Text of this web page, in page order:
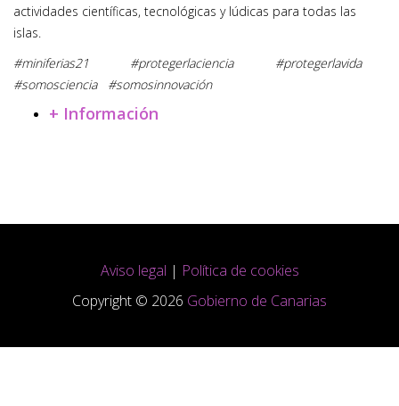
actividades científicas, tecnológicas y lúdicas para todas las
islas.
#miniferias21 #protegerlaciencia #protegerlavida
#somosciencia #somosinnovación
+ Información
Aviso legal | Política de cookies
Copyright © 2026 Gobierno de Canarias